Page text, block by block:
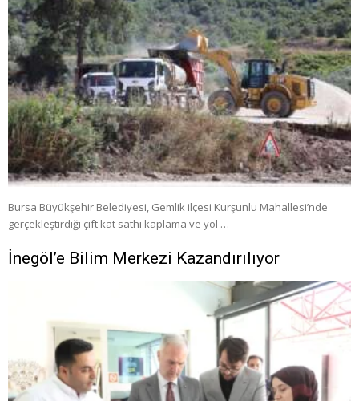
Bursa Büyükşehir Belediyesi, Gemlik ilçesi Kurşunlu Mahallesi’nde
gerçekleştirdiği çift kat sathi kaplama ve yol …
İnegöl’e Bilim Merkezi Kazandırılıyor